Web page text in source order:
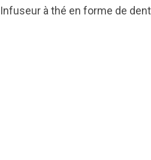
Infuseur à thé en forme de dent